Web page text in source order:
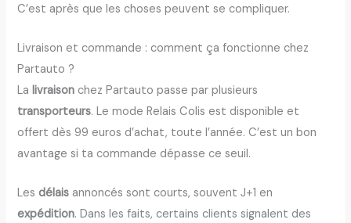
C’est après que les choses peuvent se compliquer.
Livraison et commande : comment ça fonctionne chez
Partauto ?
Lalivraison chez Partauto passe par plusieurs
transporteurs. Le mode Relais Colis est disponible et
offert dès 99 euros d’achat, toute l’année. C’est un bon
avantage si ta commande dépasse ce seuil.
Lesdélais annoncés sont courts, souvent J+1 en
expédition. Dans les faits, certains clients signalent des